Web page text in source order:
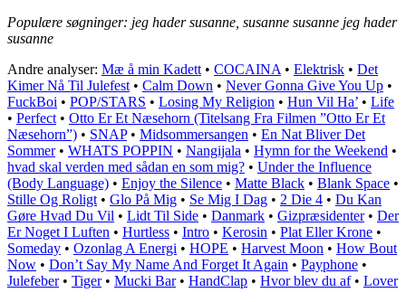
Populære søgninger: jeg hader susanne, susanne susanne jeg hader
susanne
Andre analyser: Mæ å min Kadett • COCAINA • Elektrisk • Det
Kimer Nå Til Julefest • Calm Down • Never Gonna Give You Up •
FuckBoi • POP/STARS • Losing My Religion • Hun Vil Ha’ • Life
• Perfect • Otto Er Et Næsehorn (Titelsang Fra Filmen ”Otto Er Et
Næsehorn”) • SNAP• Midsommersangen • En Nat Bliver Det
Sommer• WHATS POPPIN • Nangijala • Hymn for the Weekend •
​hvad skal verden med sådan en som mig? • Under the Influence
(Body Language) • Enjoy the Silence • Matte Black • Blank Space •
Stille Og Roligt • Glo På Mig • Se Mig I Dag • 2 Die 4 • Du Kan
Gøre Hvad Du Vil • Lidt Til Side • Danmark • Gizpræsidenter• Der
Er Noget I Luften • Hurtless • Intro • Kerosin • Plat Eller Krone •
Someday • Ozonlag A Energi • HOPE • Harvest Moon • How Bout
Now • Don’t Say My Name And Forget It Again • Payphone •
Julefeber• Tiger• Mucki Bar• HandClap • Hvor blev du af• Lover